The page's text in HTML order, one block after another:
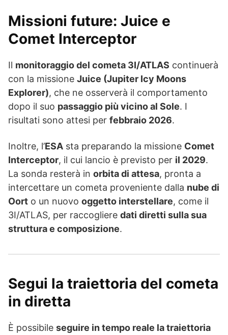
Missioni future: Juice e
Comet Interceptor
Il monitoraggio del cometa 3I/ATLAS continuerà
con la missione Juice (Jupiter Icy Moons
Explorer), che ne osserverà il comportamento
dopo il suo passaggio più vicino al Sole. I
risultati sono attesi per febbraio 2026.
Inoltre, l’ESA sta preparando la missione Comet
Interceptor, il cui lancio è previsto per il 2029.
La sonda resterà in orbita di attesa, pronta a
intercettare un cometa proveniente dalla nube di
Oort o un nuovo oggetto interstellare, come il
3I/ATLAS, per raccogliere dati diretti sulla sua
struttura e composizione.
Segui la traiettoria del cometa
in diretta
È possibile seguire in tempo reale la traiettoria